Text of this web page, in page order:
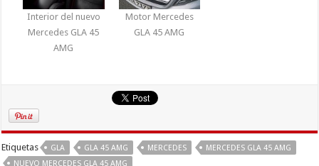
Interior del nuevo
Mercedes GLA 45
AMG
Motor Mercedes
GLA 45 AMG
Etiquetas GLA GLA 45 AMG MERCEDES
MERCEDES GLA 45 AMG
NUEVO MERCEDES GLA 45 AMG